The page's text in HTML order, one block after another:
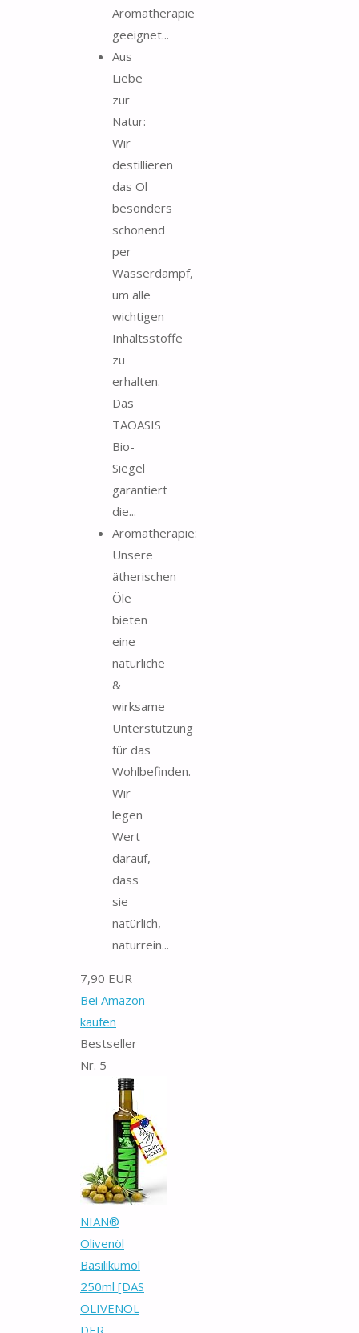
Aromatherapie
geeignet...
Aus
Liebe
zur
Natur:
Wir
destillieren
das Öl
besonders
schonend
per
Wasserdampf,
um alle
wichtigen
Inhaltsstoffe
zu
erhalten.
Das
TAOASIS
Bio-
Siegel
garantiert
die...
Aromatherapie:
Unsere
ätherischen
Öle
bieten
eine
natürliche
&
wirksame
Unterstützung
für das
Wohlbefinden.
Wir
legen
Wert
darauf,
dass
sie
natürlich,
naturrein...
7,90 EUR
Bei Amazon
kaufen
Bestseller
Nr. 5
NIAN®
Olivenöl
Basilikumöl
250ml [DAS
OLIVENÖL
DER